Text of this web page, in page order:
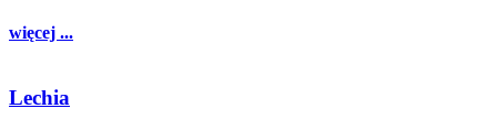
więcej ...
Lechia